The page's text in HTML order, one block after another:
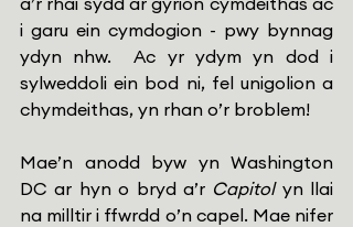
i garu ein cymdogion - pwy bynnag
ydyn nhw.  Ac yr ydym yn dod i
sylweddoli ein bod ni, fel unigolion a
chymdeithas, yn rhan o’r broblem!
Mae’n anodd byw yn Washington
DC ar hyn o bryd a’r Capitol yn llai
na milltir i ffwrdd o’n capel. Mae nifer